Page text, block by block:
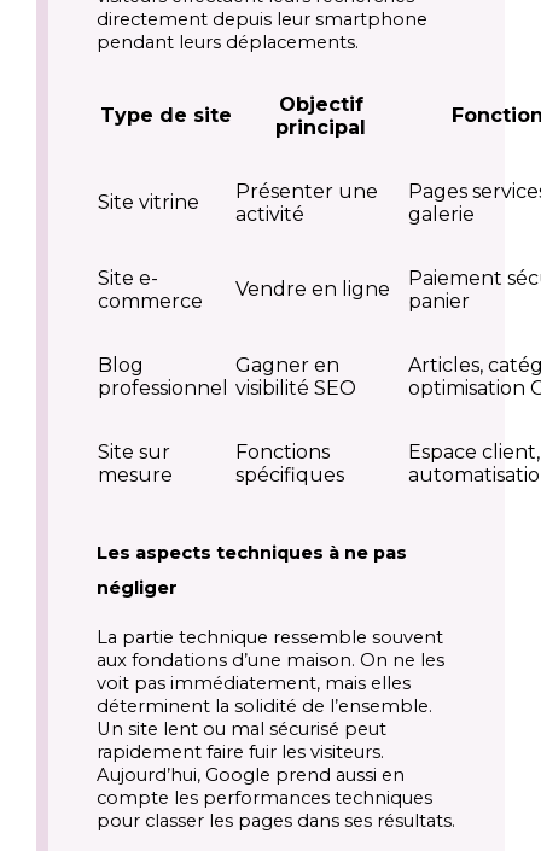
directement depuis leur smartphone
pendant leurs déplacements.
Type de site
Objectif
principal
Site vitrine
Présenter une
activité
Pages
galerie
Site e-
commerce
Vendre en ligne
Paiement
panier
Blog
professionnel
Gagner en
visibilité SEO
Articles,
optimisation
Site sur
mesure
Fonctions
spécifiques
Espace
Les aspects techniques à ne pas
négliger
La partie technique ressemble souvent
aux fondations d’une maison. On ne les
voit pas immédiatement, mais elles
déterminent la solidité de l’ensemble.
Un site lent ou mal sécurisé peut
rapidement faire fuir les visiteurs.
Aujourd’hui, Google prend aussi en
compte les performances techniques
pour classer les pages dans ses résultats.